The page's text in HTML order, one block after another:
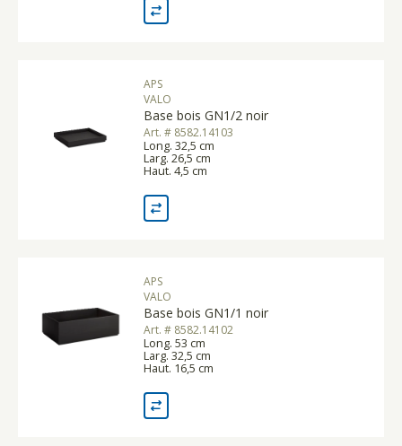
APS
VALO
Base bois GN1/2 noir
Art. # 8582.14103
Long. 32,5 cm
Larg. 26,5 cm
Haut. 4,5 cm
APS
VALO
Base bois GN1/1 noir
Art. # 8582.14102
Long. 53 cm
Larg. 32,5 cm
Haut. 16,5 cm